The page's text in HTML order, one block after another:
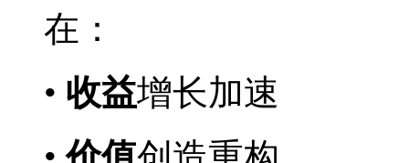
在：
• 收益增长加速